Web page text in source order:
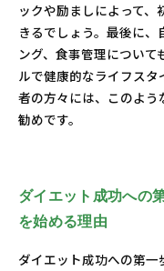
ックや励ましによって
きるでしょう。最後に
ング、食事管理につい
ルで健康的なライフス
者の方々には、このよ
勧めです。
ダイエット成功への
を始める理由
ダイエット成功への第